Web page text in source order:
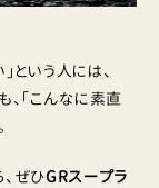
という人には、
「こんなに素直
ぜひGRスープラ